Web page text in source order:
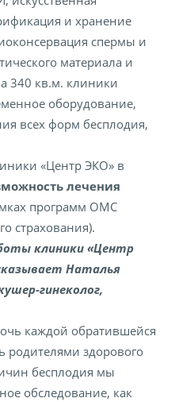
и хранение
спермы и
материала и
340 кв.м. клиники
оборудование,
всех форм бесплодия,
«Центр ЭКО» в
лечения
программ ОМС
страхования).
клиники «Центр
Наталья
гинеколог,
каждой обратившейся
родителями здорового
бесплодия мы
обследование, как